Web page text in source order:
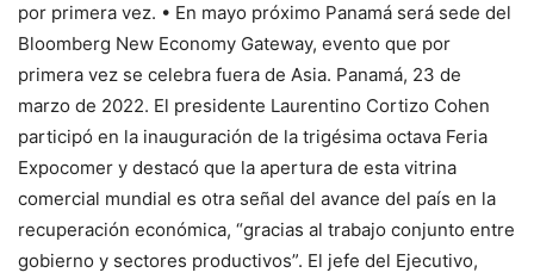
por primera vez. • En mayo próximo Panamá será sede del
Bloomberg New Economy Gateway, evento que por
primera vez se celebra fuera de Asia. Panamá, 23 de
marzo de 2022. El presidente Laurentino Cortizo Cohen
participó en la inauguración de la trigésima octava Feria
Expocomer y destacó que la apertura de esta vitrina
comercial mundial es otra señal del avance del país en la
recuperación económica, “gracias al trabajo conjunto entre
gobierno y sectores productivos”. El jefe del Ejecutivo,